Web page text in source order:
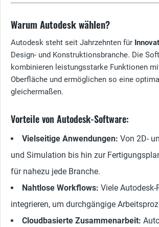
Warum Autodesk wählen?
Autodesk steht seit Jahrzehnten für
Design- und Konstruktionsbranche. Die
kombinieren leistungsstarke Funktionen
Oberfläche und ermöglichen so eine
gleichermaßen.
Vorteile von Autodesk-Software:
Vielseitige Anwendungen: Von 2D-
und Simulation bis hin zur
für nahezu jede Branche.
Nahtlose Workflows: Viele
integrieren, um durchgängige
Cloudbasierte Zusammenarbeit: